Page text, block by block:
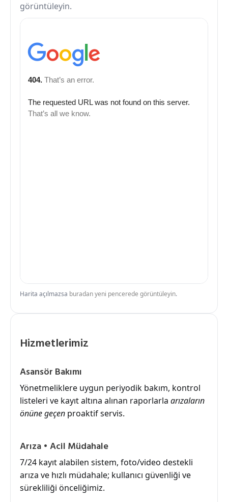
görüntüleyin.
Harita açılmazsa buradan yeni pencerede görüntüleyin.
Hizmetlerimiz
Asansör Bakımı
Yönetmeliklere uygun periyodik bakım, kontrol
listeleri ve kayıt altına alınan raporlarla arızaların
önüne geçen proaktif servis.
Arıza • Acil Müdahale
7/24 kayıt alabilen sistem, foto/video destekli
arıza ve hızlı müdahale; kullanıcı güvenliği ve
sürekliliği önceliğimiz.